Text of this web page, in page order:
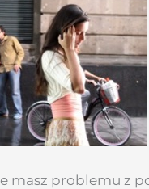
masz problemu z